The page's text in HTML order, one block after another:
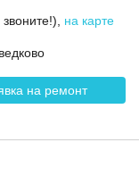
на карте
на ремонт